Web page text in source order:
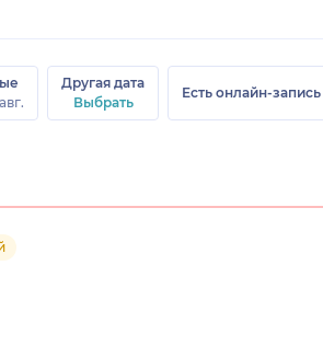
Другая дата
Выбрать
Есть онлайн-запись